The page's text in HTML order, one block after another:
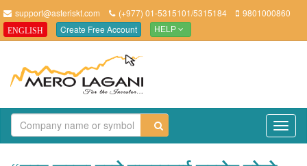
support@asteriskt.com (+977) 01-5315101/5315184 9801000860
ENGLISH Create Free Account HELP